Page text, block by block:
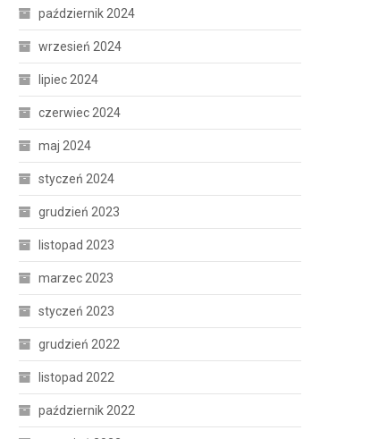
październik 2024
wrzesień 2024
lipiec 2024
czerwiec 2024
maj 2024
styczeń 2024
grudzień 2023
listopad 2023
marzec 2023
styczeń 2023
grudzień 2022
listopad 2022
październik 2022